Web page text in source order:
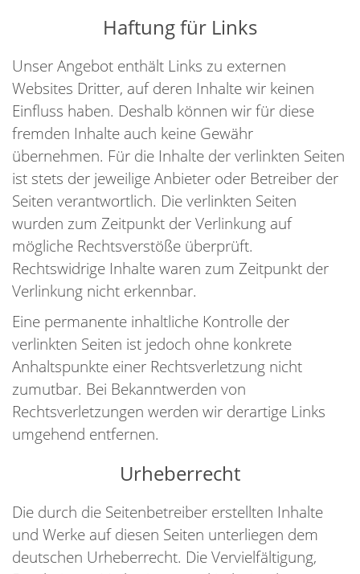
Haftung für Links
Unser Angebot enthält Links zu externen
Websites Dritter, auf deren Inhalte wir keinen
Einfluss haben. Deshalb können wir für diese
fremden Inhalte auch keine Gewähr
übernehmen. Für die Inhalte der verlinkten Seiten
ist stets der jeweilige Anbieter oder Betreiber der
Seiten verantwortlich. Die verlinkten Seiten
wurden zum Zeitpunkt der Verlinkung auf
mögliche Rechtsverstöße überprüft.
Rechtswidrige Inhalte waren zum Zeitpunkt der
Verlinkung nicht erkennbar.
Eine permanente inhaltliche Kontrolle der
verlinkten Seiten ist jedoch ohne konkrete
Anhaltspunkte einer Rechtsverletzung nicht
zumutbar. Bei Bekanntwerden von
Rechtsverletzungen werden wir derartige Links
umgehend entfernen.
Urheberrecht
Die durch die Seitenbetreiber erstellten Inhalte
und Werke auf diesen Seiten unterliegen dem
deutschen Urheberrecht. Die Vervielfältigung,